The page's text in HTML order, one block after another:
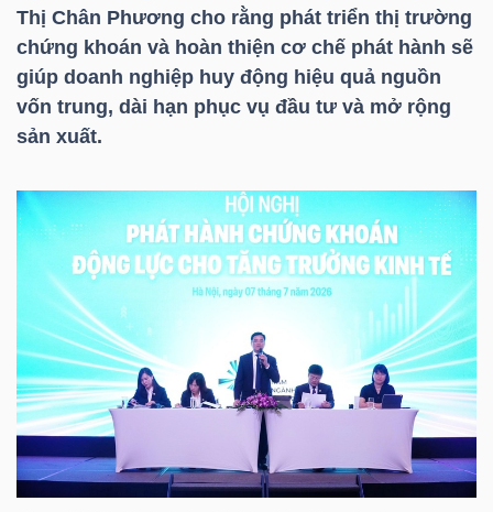
Thị Chân Phương cho rằng phát triển thị trường
chứng khoán và hoàn thiện cơ chế phát hành sẽ
giúp doanh nghiệp huy động hiệu quả nguồn
vốn trung, dài hạn phục vụ đầu tư và mở rộng
sản xuất.
BẤT
ĐỘNG
SẢN
CHÍNH
HÀNG
HÓA
TẾ